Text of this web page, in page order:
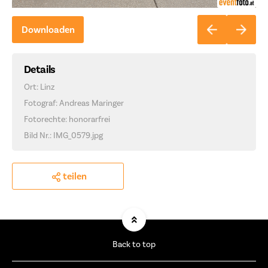
Downloaden
Details
Ort: Linz
Fotograf: Andreas Maringer
Fotorechte: honorarfrei
Bild Nr.: IMG_0579.jpg
teilen
Back to top